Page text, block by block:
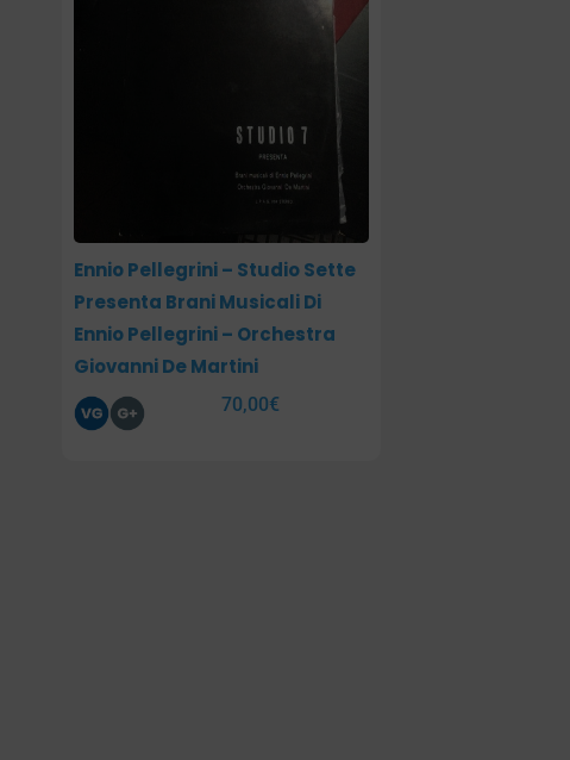
Ennio Pellegrini – Studio Sette
Presenta Brani Musicali Di
Ennio Pellegrini – Orchestra
Giovanni De Martini
70,00€